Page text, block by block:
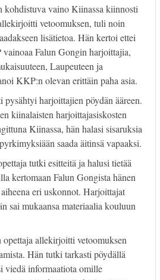
kohdistuva vaino Kiinassa kiinnosti
vetoomuksen, tuli noin
lisätietoa. Hän kertoi ettei
Falun Gongin harjoittajia,
Laupeuteen ja
KKP:n olevan erittäin paha asia.
pysähtyi harjoittajien pöydän ääreen.
kiinalaisten harjoittajasiskosten
Kiinassa, hän halasi sisaruksia
saada äitinsä vapaaksi.
tutki esitteitä ja halusi tietää
kertomaan Falun Gongista hänen
eri uskonnot. Harjoittajat
sai mukaansa materiaalia kouluun
allekirjoitti vetoomuksen
Hän tutki tarkasti pöydällä
viedä informaatiota omille